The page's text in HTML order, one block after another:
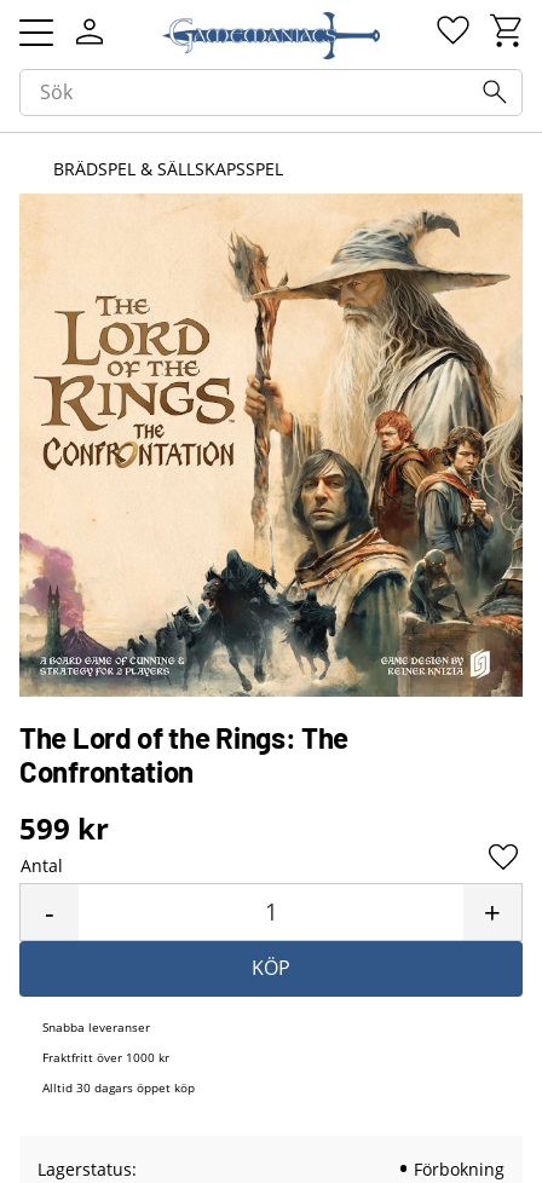
Meny
BRÄDSPEL & SÄLLSKAPSSPEL
The Lord of the Rings: The
Confrontation
599 kr
Antal
+
-
KÖP
Snabba leveranser
Fraktfritt över 1000 kr
Alltid 30 dagars öppet köp
Lagerstatus
Förbokning